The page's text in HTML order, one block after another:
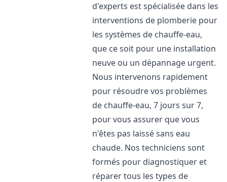
d'experts est spécialisée dans les
interventions de plomberie pour
les systèmes de chauffe-eau,
que ce soit pour une installation
neuve ou un dépannage urgent.
Nous intervenons rapidement
pour résoudre vos problèmes
de chauffe-eau, 7 jours sur 7,
pour vous assurer que vous
n'êtes pas laissé sans eau
chaude. Nos techniciens sont
formés pour diagnostiquer et
réparer tous les types de